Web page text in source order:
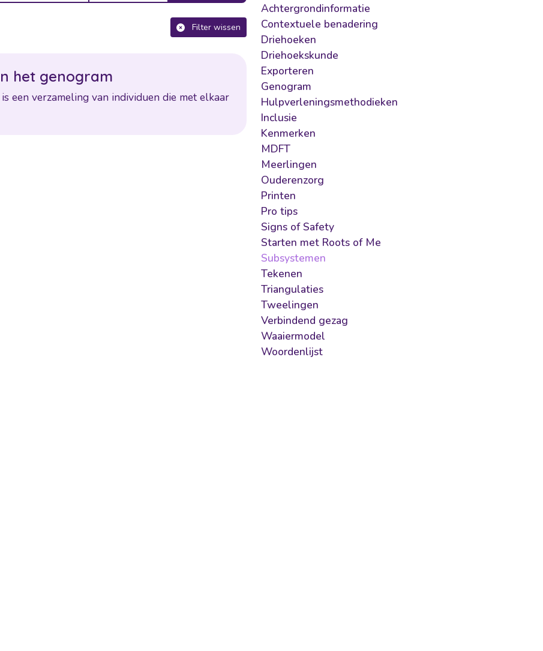
Filter wissen
n het genogram
is een verzameling van individuen die met elkaar
Achtergrondinformatie
Contextuele benadering
Driehoeken
Driehoekskunde
Exporteren
Genogram
Hulpverleningsmethodieken
Inclusie
Kenmerken
MDFT
Meerlingen
Ouderenzorg
Printen
Pro tips
Signs of Safety
Starten met Roots of Me
Subsystemen
Tekenen
Triangulaties
Tweelingen
Verbindend gezag
Waaiermodel
Woordenlijst